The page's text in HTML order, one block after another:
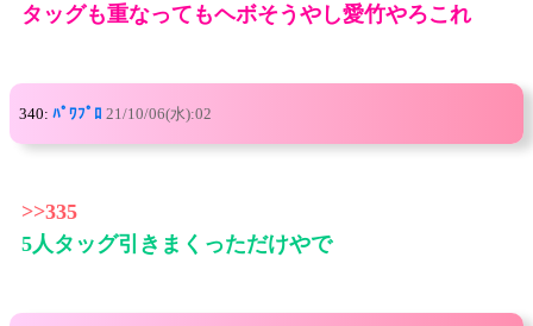
タッグも重なってもヘボそうやし愛竹やろこれ
340: ﾊﾟﾜﾌﾟﾛ 21/10/06(水):02
>>335
5人タッグ引きまくっただけやで